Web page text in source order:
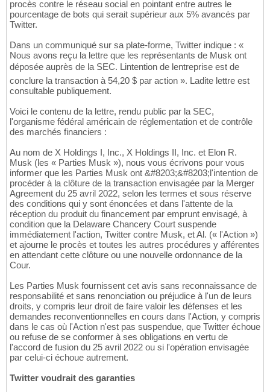
procès contre le réseau social en pointant entre autres le
pourcentage de bots qui serait supérieur aux 5% avancés par
Twitter.
Dans un communiqué sur sa plate-forme, Twitter indique : «
Nous avons reçu la lettre que les représentants de Musk ont
déposée auprès de la SEC. Lintention de lentreprise est de
conclure la transaction à 54,20 $ par action ». Ladite lettre est
consultable publiquement.
Voici le contenu de la lettre, rendu public par la SEC,
l'organisme fédéral américain de réglementation et de contrôle
des marchés financiers :
Au nom de X Holdings I, Inc., X Holdings II, Inc. et Elon R.
Musk (les « Parties Musk »), nous vous écrivons pour vous
informer que les Parties Musk ont &#8203;&#8203;l'intention de
procéder à la clôture de la transaction envisagée par la Merger
Agreement du 25 avril 2022, selon les termes et sous réserve
des conditions qui y sont énoncées et dans l'attente de la
réception du produit du financement par emprunt envisagé, à
condition que la Delaware Chancery Court suspende
immédiatement l'action, Twitter contre Musk, et Al. (« l'Action »)
et ajourne le procès et toutes les autres procédures y afférentes
en attendant cette clôture ou une nouvelle ordonnance de la
Cour.
Les Parties Musk fournissent cet avis sans reconnaissance de
responsabilité et sans renonciation ou préjudice à l'un de leurs
droits, y compris leur droit de faire valoir les défenses et les
demandes reconventionnelles en cours dans l'Action, y compris
dans le cas où l'Action n'est pas suspendue, que Twitter échoue
ou refuse de se conformer à ses obligations en vertu de
l'accord de fusion du 25 avril 2022 ou si l'opération envisagée
par celui-ci échoue autrement.
Twitter voudrait des garanties